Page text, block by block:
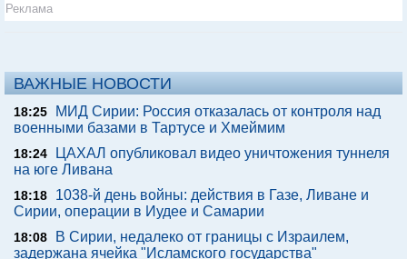
Реклама
ВАЖНЫЕ НОВОСТИ
18:25
МИД Сирии: Россия отказалась от контроля над
военными базами в Тартусе и Хмеймим
18:24
ЦАХАЛ опубликовал видео уничтожения туннеля
на юге Ливана
18:18
1038-й день войны: действия в Газе, Ливане и
Сирии, операции в Иудее и Самарии
18:08
В Сирии, недалеко от границы с Израилем,
задержана ячейка "Исламского государства"